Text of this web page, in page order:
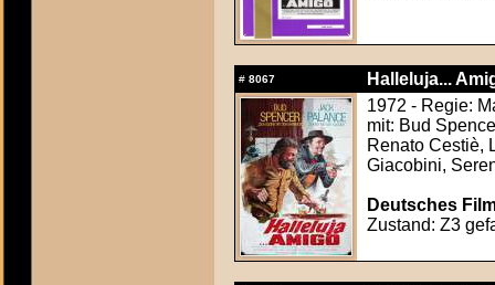
# 8067
Halleluja...
1972 - Regie:
mit: Bud
Renato Cestiè,
Giacobini,
Deutsches
Zustand: Z3